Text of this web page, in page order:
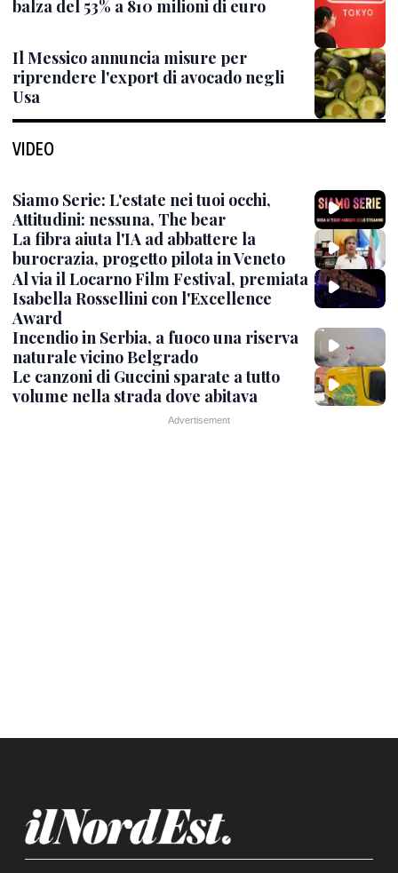
balza del 53% a 810 milioni di euro
Il Messico annuncia misure per
riprendere l'export di avocado negli
Usa
VIDEO
Siamo Serie: L'estate nei tuoi occhi,
Attitudini: nessuna, The bear
La fibra aiuta l'IA ad abbattere la
burocrazia, progetto pilota in Veneto
Al via il Locarno Film Festival, premiata
Isabella Rossellini con l'Excellence
Award
Incendio in Serbia, a fuoco una riserva
naturale vicino Belgrado
Le canzoni di Guccini sparate a tutto
volume nella strada dove abitava